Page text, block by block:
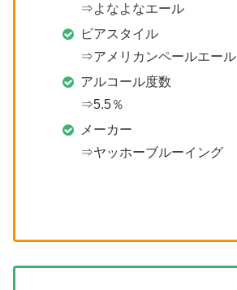
⇒よなよなエール
ビアスタイル
⇒アメリカンペールエール
アルコール度数
⇒5.5％
メーカー
⇒ヤッホーブルーイング